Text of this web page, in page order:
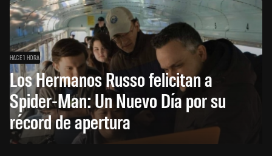
HACE 1 HORA
Los Hermanos Russo felicitan a
Spider-Man: Un Nuevo Día por su
récord de apertura